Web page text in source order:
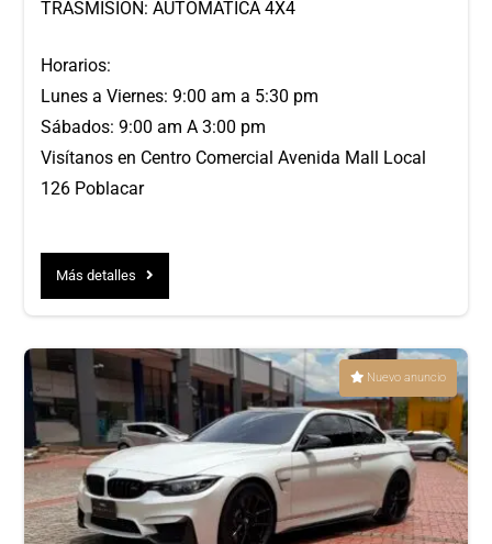
TRASMISION: AUTOMÁTICA 4X4
Horarios:
Lunes a Viernes: 9:00 am a 5:30 pm
Sábados: 9:00 am A 3:00 pm
Visítanos en Centro Comercial Avenida Mall Local
126 Poblacar
Más detalles
Nuevo anuncio